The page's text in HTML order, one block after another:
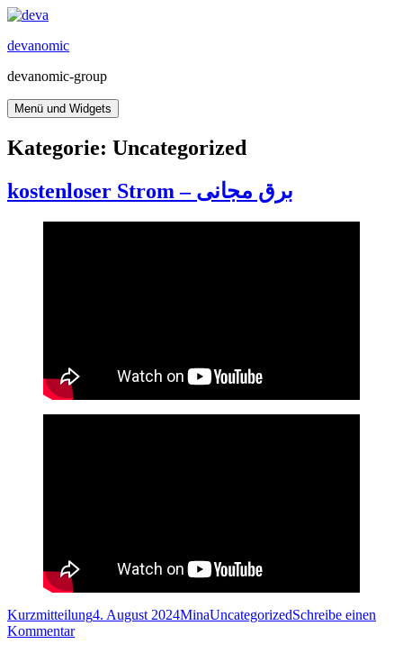
Zum
springen
devanomic
devanomic-group
Menü und Widgets
Kategorie: Uncategorized
kostenloser Strom – برق مجانی
Format
KurzmitteilungVeröffentlicht
4. August 2024Autor
MinaKategorien
UncategorizedSchreibe einen
Kommentarzu